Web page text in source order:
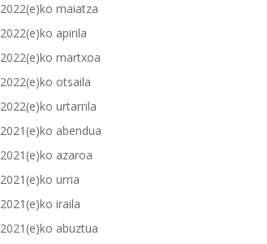
2022(e)ko maiatza
2022(e)ko apirila
2022(e)ko martxoa
2022(e)ko otsaila
2022(e)ko urtarrila
2021(e)ko abendua
2021(e)ko azaroa
2021(e)ko urria
2021(e)ko iraila
2021(e)ko abuztua